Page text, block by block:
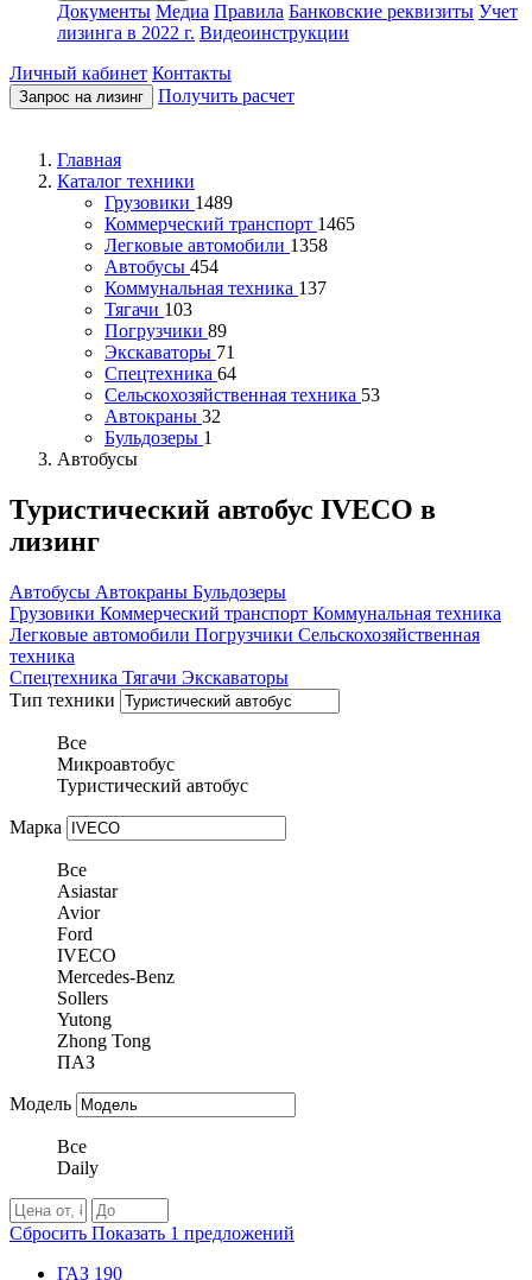
Документы Медиа Правила Банковские реквизиты Учет
лизинга в 2022 г. Видеоинструкции
Личный кабинет Контакты
Запрос на лизинг Получить расчет
Главная
Каталог техники
Грузовики 1489
Коммерческий транспорт 1465
Легковые автомобили 1358
Автобусы 454
Коммунальная техника 137
Тягачи 103
Погрузчики 89
Экскаваторы 71
Спецтехника 64
Сельскохозяйственная техника 53
Автокраны 32
Бульдозеры 1
Автобусы
Туристический автобус IVECO в
лизинг
Автобусы Автокраны Бульдозеры
Грузовики Коммерческий транспорт Коммунальная техника
Легковые автомобили Погрузчики Сельскохозяйственная
техника
Спецтехника Тягачи Экскаваторы
Тип техники
Все
Микроавтобус
Туристический автобус
Марка
Все
Asiastar
Avior
Ford
IVECO
Mercedes-Benz
Sollers
Yutong
Zhong Tong
ПАЗ
Модель
Все
Daily
Сбросить Показать 1 предложений
ГАЗ 190